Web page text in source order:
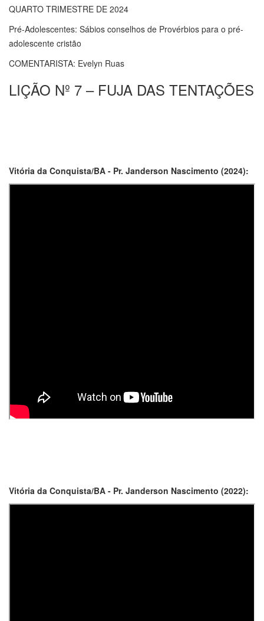
QUARTO TRIMESTRE DE 2024
Pré-Adolescentes: Sábios conselhos de Provérbios para o pré-
adolescente cristão
COMENTARISTA: Evelyn Ruas
LIÇÃO Nº 7 – FUJA DAS TENTAÇÕES
Vitória da Conquista/BA - Pr. Janderson Nascimento (2024):
Vitória da Conquista/BA - Pr. Janderson Nascimento (2022):